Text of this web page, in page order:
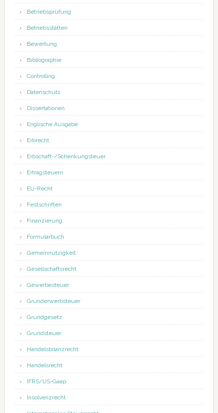
Betriebsprüfung
Betriebsstätten
Bewertung
Bibliographie
Controlling
Datenschutz
Dissertationen
Englische Ausgabe
Erbrecht
Erbschaft-/Schenkungsteuer
Ertragsteuern
EU-Recht
Festschriften
Finanzierung
Formularbuch
Gemeinnützigkeit
Gesellschaftsrecht
Gewerbesteuer
Grunderwerbsteuer
Grundgesetz
Grundsteuer
Handelsbilanzrecht
Handelsrecht
IFRS/US-Gaap
Insolvenzrecht